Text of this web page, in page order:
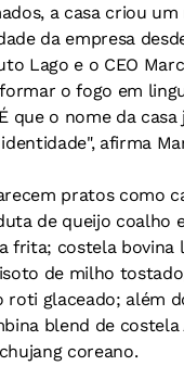
a casa criou um
da empresa
Lago e o CEO
o fogo em
que o nome da casa
afirma
pratos como
de queijo coalho
frita; costela bovina
de milho
roti glaceado; além
blend de costela
coreano.